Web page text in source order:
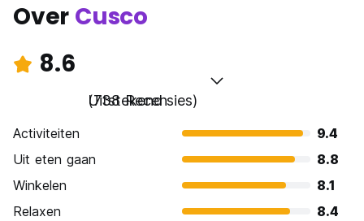
Over Cusco
8.6
Uitstekend
(738 Recensies)
Activiteiten
9.4
Uit eten gaan
8.8
Winkelen
8.1
Relaxen
8.4